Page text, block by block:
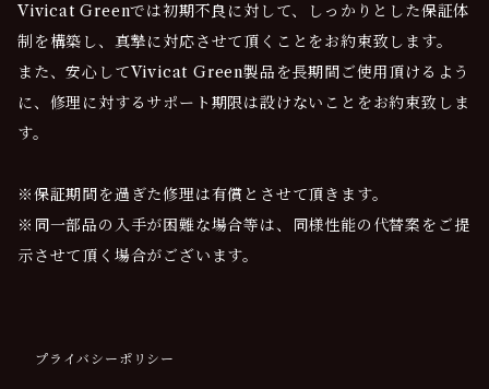
Vivicat Greenでは初期不良に対して、しっかりとした保証体
制を構築し、真摯に対応させて頂くことをお約束致します。
また、安心してVivicat Green製品を長期間ご使用頂けるよう
に、修理に対するサポート期限は設けないことをお約束致しま
す。
※保証期間を過ぎた修理は有償とさせて頂きます。
※同一部品の入手が困難な場合等は、同様性能の代替案をご提
示させて頂く場合がございます。
プライバシーポリシー